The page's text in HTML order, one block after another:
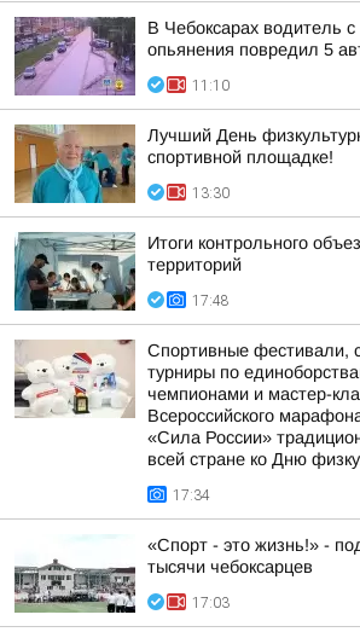
В Чебоксарах водитель с
опьянения повредил 5
11:10
Лучший День
спортивной площадке!
13:30
Итоги контрольного
территорий
17:48
Спортивные фестивали,
турниры по
чемпионами и мастер-
Всероссийского
«Сила России»
всей стране ко Дню
17:34
«Спорт - это жизнь!» -
тысячи чебоксарцев
17:03